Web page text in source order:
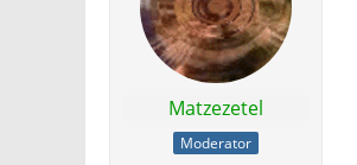
Matzezetel
Moderator